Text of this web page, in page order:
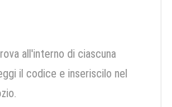
all'interno di ciascuna
il codice e inseriscilo nel